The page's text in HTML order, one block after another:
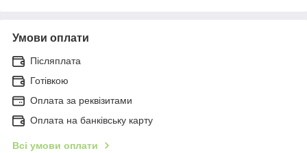
Умови оплати
Післяплата
Готівкою
Оплата за реквізитами
Оплата на банківську карту
Всі умови оплати